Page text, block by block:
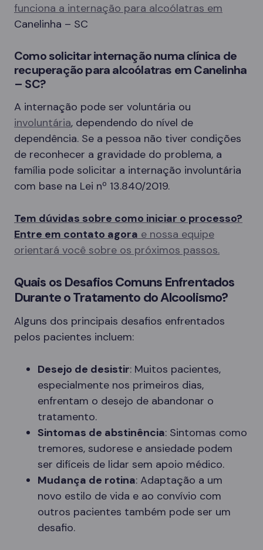
funciona a internação para alcoólatras em
Canelinha – SC
Como solicitar internação numa clínica de
recuperação para alcoólatras em Canelinha
– SC?
A internação pode ser voluntária ou
involuntária, dependendo do nível de
dependência. Se a pessoa não tiver condições
de reconhecer a gravidade do problema, a
família pode solicitar a internação involuntária
com base na Lei nº 13.840/2019.
Tem dúvidas sobre como iniciar o processo?
Entre em contato agora e nossa equipe
orientará você sobre os próximos passos.
Quais os Desafios Comuns Enfrentados
Durante o Tratamento do Alcoolismo?
Alguns dos principais desafios enfrentados
pelos pacientes incluem:
Desejo de desistir: Muitos pacientes,
especialmente nos primeiros dias,
enfrentam o desejo de abandonar o
tratamento.
Sintomas de abstinência: Sintomas como
tremores, sudorese e ansiedade podem
ser difíceis de lidar sem apoio médico.
Mudança de rotina: Adaptação a um
novo estilo de vida e ao convívio com
outros pacientes também pode ser um
desafio.